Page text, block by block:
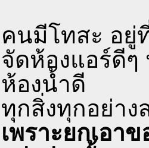
คนมีโทสะ อยู่
จัดห้องแอร์ดีๆ
ห้องน้ำดี
ทุกสิ่งทุกอย่า
เพราะยกเอา